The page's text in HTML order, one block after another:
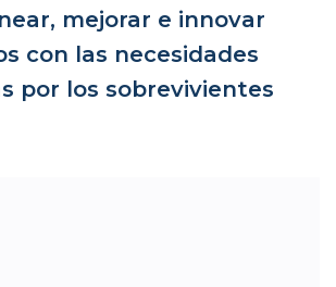
mejorar e innovar
con las necesidades
por los sobrevivientes